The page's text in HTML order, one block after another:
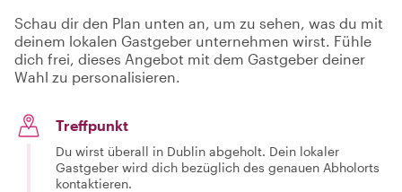
a great tour of
ireland or stay
local and get
some great
places to visit in a
Schau dir den Plan unten an, um zu sehen, was du mit
deinem lokalen Gastgeber unternehmen wirst. Fühle
dich frei, dieses Angebot mit dem Gastgeber deiner
Wahl zu personalisieren.
Treffpunkt
Du wirst überall in Dublin abgeholt. Dein lokaler
Gastgeber wird dich bezüglich des genauen Abholorts
kontaktieren.